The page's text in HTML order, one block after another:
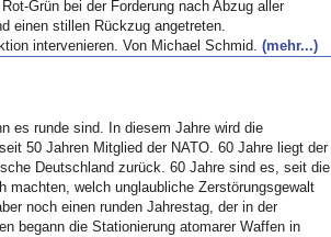
Grün bei der Forderung nach Abzug aller
einen stillen Rückzug angetreten.
intervenieren. Von Michael Schmid. (mehr...)
es runde sind. In diesem Jahre wird die
50 Jahren Mitglied der NATO. 60 Jahre liegt der
Deutschland zurück. 60 Jahre sind es, seit die
machten, welch unglaubliche Zerstörungsgewalt
noch einen runden Jahrestag, der in der
begann die Stationierung atomarer Waffen in